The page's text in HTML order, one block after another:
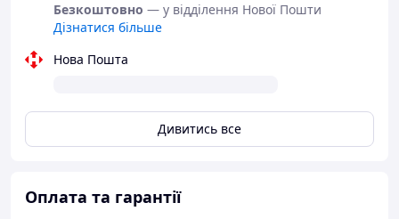
Безкоштовно — у відділення Нової Пошти
Дізнатися більше
Нова Пошта
Дивитись все
Оплата та гарантії